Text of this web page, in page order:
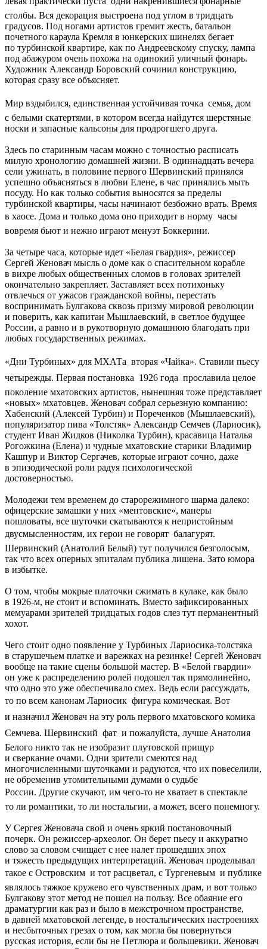
столбы. Вся декорация выстроена под углом в тридцать
градусов. Под ногами артистов гремит жесть, батальон
почетного караула Кремля в юнкерских шинелях бегает
по турбинской квартире, как по Андреевскому спуску, лампа
под абажуром очень похожа на одинокий уличный фонарь.
Художник Александр Боровский сочинил конструкцию,
которая сразу все объясняет.
Мир вздыбился, единственная устойчивая точка  семья, дом
с белыми скатертями, в котором всегда найдутся шерстяные
носки и запасные кальсоны для продрогшего друга.
Здесь по старинным часам можно с точностью расписать
милую хронологию домашней жизни. В одиннадцать вечера
сели ужинать, в половинe первого Шервинский принялся
успешно объясняться в любви Елене, в час принялись мыть
посуду. Но как только события выносятся за пределы
турбинской квартиры, часы начинают безбожно врать. Время
в хаосе. Дома и только дома оно приходит в норму  часы
вовремя бьют и нежно играют менуэт Боккерини.
За четыре часа, которые идет «Белая гвардия», режиссер
Сергей Женовач мысль о доме как о спасительном корабле
в вихре любых общественных сломов в головах зрителей
окончательно закрепляет. Заставляет всех потихоньку
отвлечься от ужасов гражданской войны, перестать
воспринимать Булгакова сквозь призму мировой революции
и поверить, как капитан Мышлаевский, в светлое будущее
России, а равно и в рукотворную домашнюю благодать при
любых государственных режимах.
«Дни Турбиных» для МХАТа  вторая «Чайка». Ставили пьесу
четырежды. Первая постановка  1926 года  прославила целое
поколение мхатовских артистов, нынешняя тоже представляет
«новых» мхатовцев. Женовач собрал серьезную компанию:
Хабенский (Алексей Турбин) и Пореченков (Мышлаевский),
популяризатор пива «Толстяк» Александр Семчев (Лариосик),
студент Иван Жидков (Николка Турбин), красавица Наталья
Рогожкина (Елена) и чудные мхатовские старики Владимир
Кашпур и Виктор Сергачев, которые играют сочно, даже
в эпизодической роли радуя психологической
достоверностью.
Молодежи тем временем до старорежимного шарма далеко:
офицерские замашки у них «ментовские», манеры
пошловаты, все шуточки скатываются к непристойным
двусмысленностям, их герои не говорят  балагурят.
Шервинский (Анатолий Белый) тут получился безголосым,
так что всех оперных эпиталам публика лишена. Зато юмора
в избытке.
О том, чтобы мокрые платочки сжимать в кулаке, как было
в 1926-м, не стоит и вспоминать. Вместо зафиксированных
мемуарами зрителей тридцатых годов слез тут перманентный
хохот.
Чего стоит одно появление у Турбиных Лариосика-толстяка
в старушечьем платке и варежках на резинке! Сергей Женовач
вообще на такие сцены большой мастер. В «Белой гвардии»
он уже к распределению ролей подошел так прямолинейно,
что одно это уже обеспечивало смех. Ведь если рассуждать,
то по всем канонам Лариосик  фигура комическая. Вот
и назначил Женовач на эту роль первого мхатовского комика 
Семчева. Шервинский  фат  и пожалуйста, лучше Анатолия
Белого никто так не изобразит плутовской прищур
и сверкание очами. Одни зрители смеются над
многочисленными шуточками и радуются, что их повеселили,
не обременив утомительными думами о судьбе
России. Другие скучают, им чего-то не хватает в спектакле 
то ли романтики, то ли ностальгии, а может, всего понемногу.
У Сергея Женовача свой и очень яркий постановочный
почерк. Он режиссер-археолог. Он берет пьесу и аккуратно
слово за словом счищает с нее налет прошедших эпох
и тяжесть предыдущих интерпретаций. Женовач проделывал
такое с Островским  и тот расцветал, с Тургеневым  и публике
являлось тяжкое кружево его чувственных драм, и вот только
Булгакову этот метод не пошел на пользу. Все обаяние его
драматургии как раз и было в межстрочном пространстве,
в давней мхатовской легенде, в ностальгических настроениях
и несбыточных грезах о том, как могла бы повернуться
русская история, если бы не Петлюра и большевики. Женовач